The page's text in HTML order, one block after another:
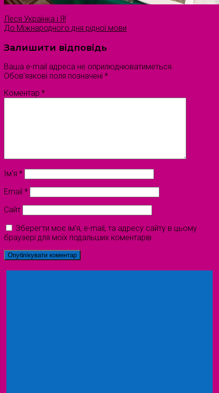
Леся Українка і Я!
До Міжнародного дня рідної мови
Залишити відповідь
Ваша e-mail адреса не оприлюднюватиметься.
Обов’язкові поля позначені *
Коментар *
Ім'я *
Email *
Сайт
Зберегти моє ім'я, e-mail, та адресу сайту в цьому
браузері для моїх подальших коментарів.